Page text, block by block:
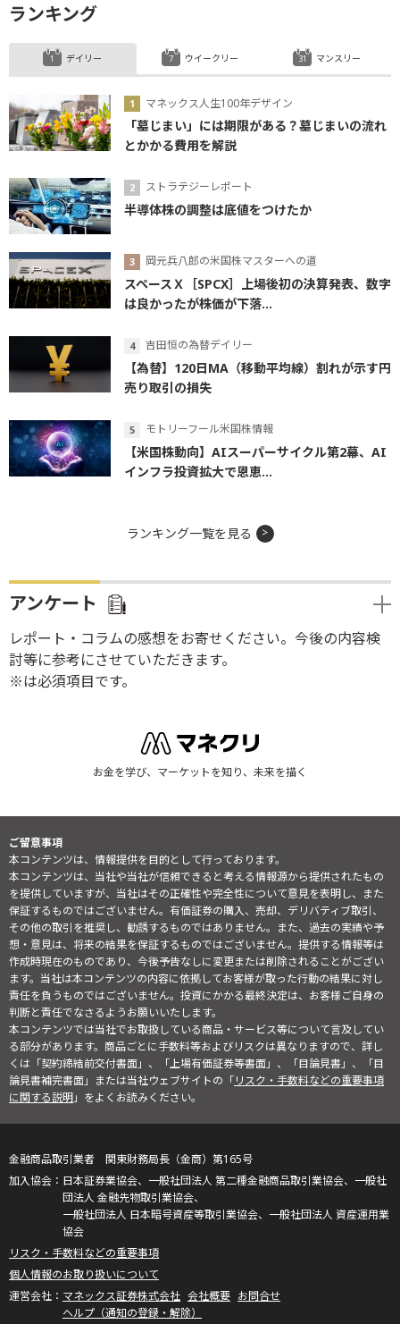
ランキング
デイリー
マネックス人生100年デザイン
「墓じまい」には期限がある？墓じまいの流れ
とかかる費用を解説
ストラテジーレポート
半導体株の調整は底値をつけたか
岡元兵八郎の米国株マスターへの道
スペースＸ［SPCX］上場後初の決算発表、数字
は良かったが株価が下落...
吉田恒の為替デイリー
【為替】120日MA（移動平均線）割れが示す円
売り取引の損失
モトリーフール米国株情報
【米国株動向】AIスーパーサイクル第2幕、AI
インフラ投資拡大で恩恵...
ウイークリー マンスリー
ランキング一覧を見る
アンケート
レポート・コラムの感想をお寄せください。今後の内容検
討等に参考にさせていただきます。
※は必須項目です。
お金を学び、マーケットを知り、未来を描く
ご留意事項
本コンテンツは、情報提供を目的として行っております。
本コンテンツは、当社や当社が信頼できると考える情報源から提供されたもの
を提供していますが、当社はその正確性や完全性について意見を表明し、また
保証するものではございません。有価証券の購入、売却、デリバティブ取引、
その他の取引を推奨し、勧誘するものではありません。また、過去の実績や予
想・意見は、将来の結果を保証するものではございません。提供する情報等は
作成時現在のものであり、今後予告なしに変更または削除されることがござい
ます。当社は本コンテンツの内容に依拠してお客様が取った行動の結果に対し
責任を負うものではございません。投資にかかる最終決定は、お客様ご自身の
判断と責任でなさるようお願いいたします。
本コンテンツでは当社でお取扱している商品・サービス等について言及してい
る部分があります。商品ごとに手数料等およびリスクは異なりますので、詳し
くは「契約締結前交付書面」、「上場有価証券等書面」、「目論見書」、「目
論見書補完書面」または当社ウェブサイトの「リスク・手数料などの重要事項
に関する説明」をよくお読みください。
金融商品取引業者 関東財務局長（金商）第165号
日本証券業協会、一般社団法人 第二種金融商品取引業協会、一般社
団法人 金融先物取引業協会、
一般社団法人 日本暗号資産等取引業協会、一般社団法人 資産運用業
協会
リスク・手数料などの重要事項
個人情報のお取り扱いについて
マネックス証券株式会社 会社概要 お問合せ
ヘルプ（通知の登録・解除）